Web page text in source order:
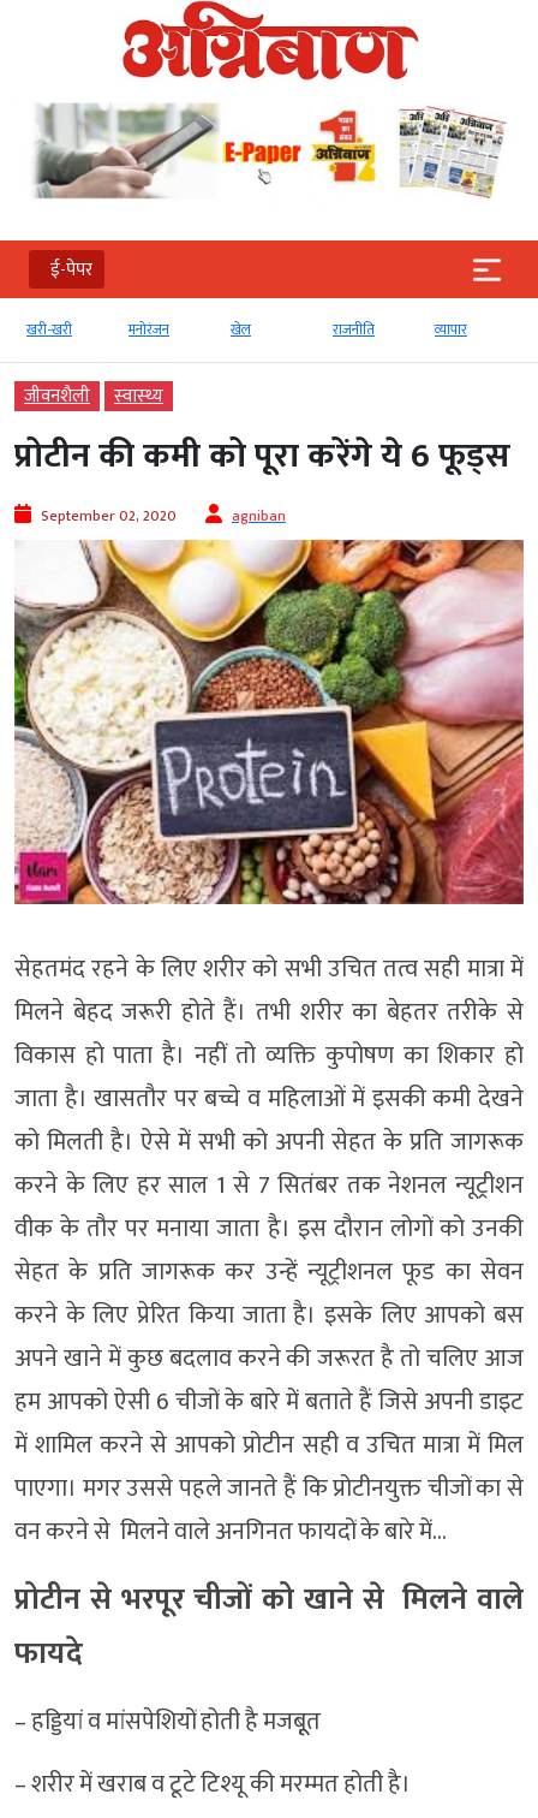
ई-पेपर
खरी-खरी मनोरंजन खेल राजनीति व्‍यापार
जीवनशैली स्‍वास्‍थ्‍य
प्रोटीन की कमी को पूरा करेंगे ये 6 फूड्स
September 02, 2020 agniban
सेहतमंद रहने के लिए शरीर को सभी उचित तत्व सही मात्रा में
मिलने बेहद जरूरी होते हैं। तभी शरीर का बेहतर तरीके से
विकास हो पाता है। नहीं तो व्यक्ति कुपोषण का शिकार हो
जाता है। खासतौर पर बच्चे व महिलाओं में इसकी कमी देखने
को मिलती है। ऐसे में सभी को अपनी सेहत के प्रति जागरूक
करने के लिए हर साल 1 से 7 सितंबर तक नेशनल न्यूट्रीशन
वीक के तौर पर मनाया जाता है। इस दौरान लोगों को उनकी
सेहत के प्रति जागरूक कर उन्हें न्यूट्रीशनल फूड का सेवन
करने के लिए प्रेरित किया जाता है। इसके लिए आपको बस
अपने खाने में कुछ बदलाव करने की जरूरत है तो चलिए आज
हम आपको ऐसी 6 चीजों के बारे में बताते हैं जिसे अपनी डाइट
में शामिल करने से आपको प्रोटीन सही व उचित मात्रा में मिल
पाएगा। मगर उससे पहले जानते हैं कि प्रोटीनयुक्त चीजों का से
वन करने से मिलने वाले अनगिनत फायदों के बारे में…
प्रोटीन से भरपूर चीजों को खाने से मिलने वाले
फायदे
– हड्डियां व मांसपेशियों होती है मजबूूत
– शरीर में खराब व टूटे टिश्यू की मरम्मत होती है।